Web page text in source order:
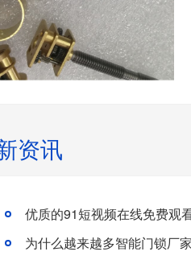
资讯
优质的91短视频在线免费观